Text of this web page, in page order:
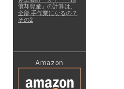
償却資産」の計算は、
全部 手作業になるの？
その2
Amazon